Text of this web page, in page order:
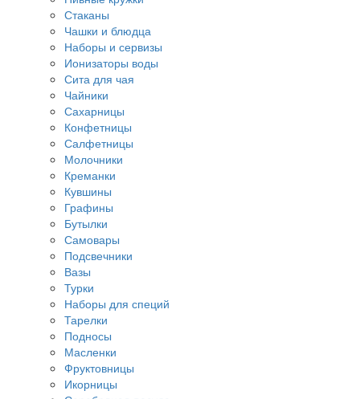
Стаканы
Чашки и блюдца
Наборы и сервизы
Ионизаторы воды
Сита для чая
Чайники
Сахарницы
Конфетницы
Салфетницы
Молочники
Креманки
Кувшины
Графины
Бутылки
Самовары
Подсвечники
Вазы
Турки
Наборы для специй
Тарелки
Подносы
Масленки
Фруктовницы
Икорницы